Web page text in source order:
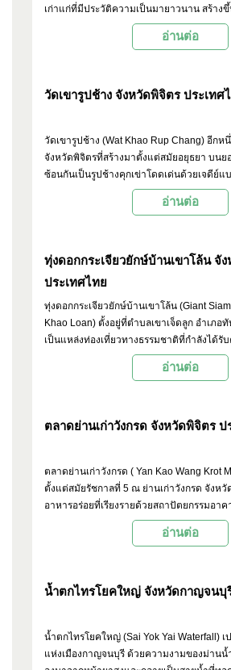
เก่าแก่ที่มีประวัติความเป็นมายาวนาน สร้าง
สุโขทัย โดยเคยเป็นวัดสำคัญของเมืองพิจิตรใ
อ่านต่อ
วัดเขารูปช้าง จังหวัดพิจิตร ประเทศ
วัดเขารูปช้าง (Wat Khao Rup Chang) อีกห
จังหวัดพิจิตรที่สร้างมาตั้งแต่สมัยอยุธยา บนย
ซ้อนกันเป็นรูปช้างคุกเข่าโดดเด่นด้วยเจดีย์แ
กระเบื้องเคลือบสีทองทั้งองค์
อ่านต่อ
ทุ่งดอกกระเจียวยักษ์บ้านเขาโล้น จั
ประเทศไทย
ทุ่งดอกกระเจียวยักษ์บ้านเขาโล้น (Giant
Khao Loan) ตั้งอยู่ที่ตำบลเขาเจ็ดลูก อำเภอ
เป็นแหล่งท่องเที่ยวทางธรรมชาติที่กำลังได้รั
โดยเฉพาะในช่วงฤดูฝน เมื่อดอกกระเจียวสีช
อ่านต่อ
ตลาดย่านเก่าวังกรด จังหวัดพิจิตร ป
ตลาดย่านเก่าวังกรด ( Yan Kao Wang Krot
ตั้งแต่สมัยรัชกาลที่ 5 ณ ย่านเก่าวังกรด จังหวั
อาหารอร่อยที่เรียงรายด้วยสถาปัตยกรรมอาค
พร้อมทั้งหอนาฬิกาที่เป็นแลนด์มาร์กสำคัญขอ
อ่านต่อ
น้ำตกไทรโยคใหญ่ จังหวัดกาญจนบุ
น้ำตกไทรโยคใหญ่ (Sai Yok Yai Waterfall)
แห่งเมืองกาญจนบุรี ด้วยความงามของม่าน